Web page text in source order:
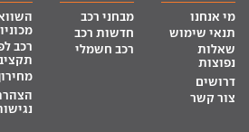
מי אנחנו
תנאי שימוש
שאלות
נפוצות
דרושים
צור קשר
מבחני רכב
חדשות רכב
רכב חשמלי
רכב